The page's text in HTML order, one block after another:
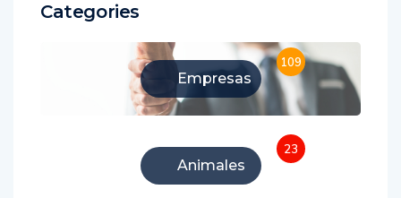
Categories
Empresas
109
Animales
23